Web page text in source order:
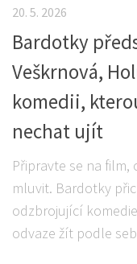
20. 5. 2026
Bardotky
Veškrnová,
komedii,
nechat ujít
Připravte se na
mluvit. Bardotky
odzbrojující
odvaze žít podle